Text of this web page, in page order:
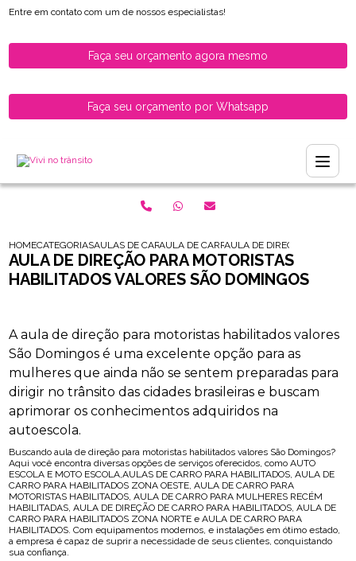
Entre em contato com um de nossos especialistas!
Faça seu orçamento agora mesmo
Faça seu orçamento por Whatsapp
HOMECATEGORIASAULAS DE CARRO PARA HABILITADOS
AULA DE CARRO PARA MULHERES RECEM
AULA DE DIRECAO PARA
AULA DE DIREÇÃO PARA MOTORISTAS
HABILITADOS VALORES SÃO DOMINGOS
A aula de direção para motoristas habilitados valores
São Domingos é uma excelente opção para as
mulheres que ainda não se sentem preparadas para
dirigir no trânsito das cidades brasileiras e buscam
aprimorar os conhecimentos adquiridos na
autoescola.
Buscando aula de direção para motoristas habilitados valores São Domingos?
Aqui você encontra diversas opções de serviços oferecidos, como AUTO
ESCOLA E MOTO ESCOLA,AULAS DE CARRO PARA HABILITADOS, AULA DE
CARRO PARA HABILITADOS ZONA OESTE, AULA DE CARRO PARA
MOTORISTAS HABILITADOS, AULA DE CARRO PARA MULHERES RECÉM
HABILITADAS, AULA DE DIREÇÃO DE CARRO PARA HABILITADOS, AULA DE
CARRO PARA HABILITADOS ZONA NORTE e AULA DE CARRO PARA
HABILITADOS. Com equipamentos modernos, e instalações em ótimo estado,
a empresa é capaz de suprir a necessidade de seus clientes, conquistando
sua confiança.